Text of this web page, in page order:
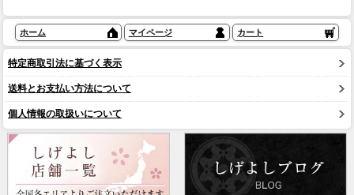
ホーム マイページ カート
特定商取引法に基づく表示
送料とお支払い方法について
個人情報の取扱いについて